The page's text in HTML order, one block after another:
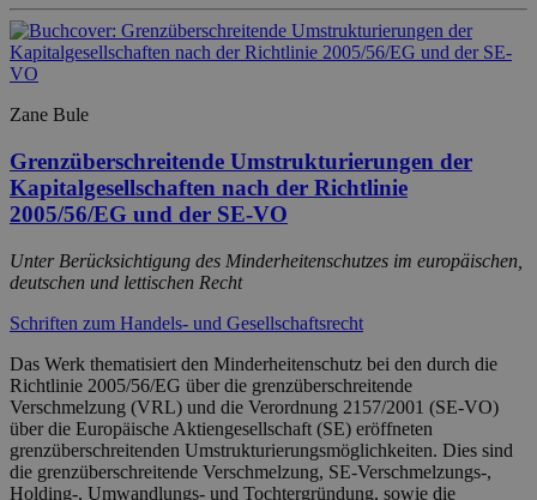
Zane Bule
Grenzüberschreitende Umstrukturierungen der
Kapitalgesellschaften nach der Richtlinie
2005/56/EG und der SE-VO
Unter Berücksichtigung des Minderheitenschutzes im europäischen,
deutschen und lettischen Recht
Schriften zum Handels- und Gesellschaftsrecht
Das Werk thematisiert den Minderheitenschutz bei den durch die
Richtlinie 2005/56/EG über die grenzüberschreitende
Verschmelzung (VRL) und die Verordnung 2157/2001 (SE-VO)
über die Europäische Aktiengesellschaft (SE) eröffneten
grenzüberschreitenden Umstrukturierungsmöglichkeiten. Dies sind
die grenzüberschreitende Verschmelzung, SE-Verschmelzungs-,
Holding-, Umwandlungs- und Tochtergründung, sowie die